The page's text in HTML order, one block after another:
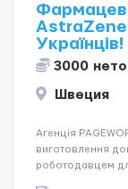
3000
Швеция
Агенція
виготовлення
роботодавцем